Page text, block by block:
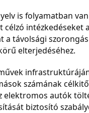
intézkedéseket
a távolsági
elterjedéséhez.
számának
elektromos autók
biztosító